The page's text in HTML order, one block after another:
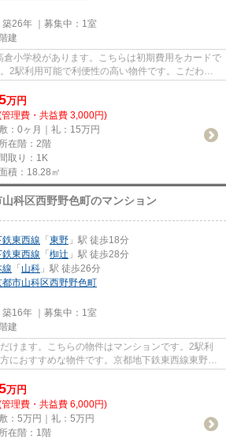
26年 ｜募集中： 1室
建
小学校があります。こちらは初期費用をカードで
2駅利用可能で利便性の高い物件です。こだわり
万円
管理費・共益費 3,000円)
敷：0ヶ月｜礼：15万円
所在階：2階
間取り：1K
積：18.28㎡
科区西野野色町のマンション
東西線 「 東野 」駅 徒歩18分
東西線 「 椥辻 」駅 徒歩28分
線 「 山科 」駅 徒歩26分
都市山科区西野野色町
16年 ｜募集中： 1室
建
けます。こちらの物件はマンションです。2駅利
におすすめな物件です。京都地下鉄東西線東野駅
万円
管理費・共益費 6,000円)
敷：5万円｜礼：5万円
所在階：1階